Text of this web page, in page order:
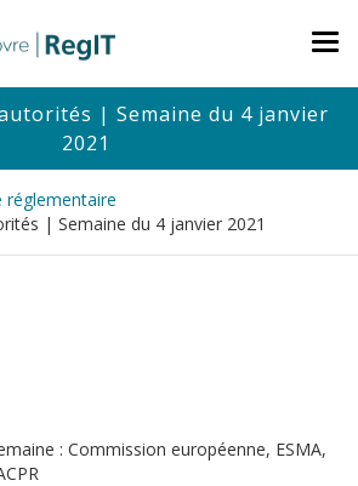
| Semaine du 4 janvier
2021
réglementaire
| Semaine du 4 janvier 2021
: Commission européenne, ESMA,